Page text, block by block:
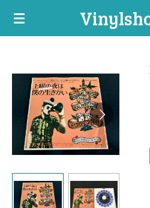
Ga
hoofdinhoud